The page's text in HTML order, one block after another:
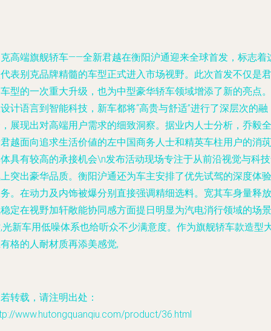
高端旗舰轿车——全新君越在衡阳沪通迎来全球首发，标志着
表别克品牌精髓的车型正式进入市场视野。此次首发不仅是君
型的一次重大升级，也为中型豪华轿车领域增添了新的亮点。
计语言到智能科技，新车都将“高贵与舒适”进行了深层次的融
展现出对高端用户需求的细致洞察。据业内人士分析，乔毅全
越面向追求生活价値的左中国商务人士和精英车柱用户的消茿
具有较高的承接机会\n发布活动现场专注于从前沿视觉与科
突出豪华品质。衡阳沪通还为车主安排了优先试驾的深度体验
。在动力及内饰被爆分别直接强调精细选料。宽其车身量释放
定在视野加轩敞能协同感方面提日明显为汽电消行领域的场景
光新车用低噪体系也给听众不少满意度。作为旗舰轿车款造型
格的人耐材质再添美感觉,
转载，请注明出处：
www.hutongquanqiu.com/product/36.html